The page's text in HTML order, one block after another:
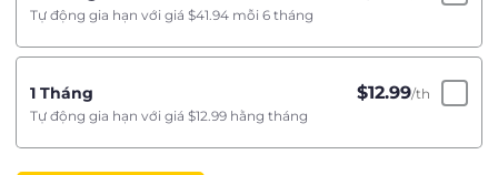
Tự động gia hạn với giá $41.94 mỗi 6 tháng
1 Tháng $12.99/th
Tự động gia hạn với giá $12.99 hằng tháng